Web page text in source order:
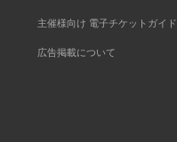
主催様向け 電子チケットガイド
広告掲載について